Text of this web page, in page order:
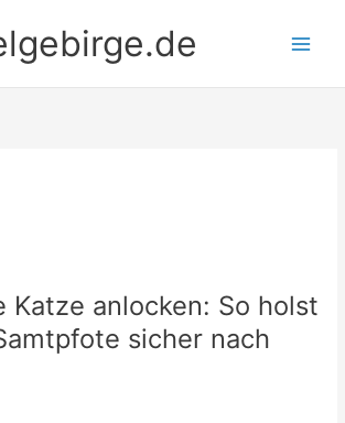
Katze anlocken: So holst
sicher nach